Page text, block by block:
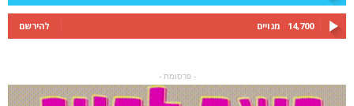
14,700 מנויים להירשם
- פרסומת -